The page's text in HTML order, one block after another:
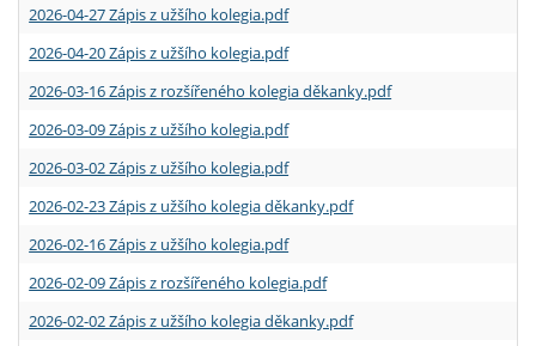
2026-04-27 Zápis z užšího kolegia.pdf
2026-04-20 Zápis z užšího kolegia.pdf
2026-03-16 Zápis z rozšířeného kolegia děkanky.pdf
2026-03-09 Zápis z užšího kolegia.pdf
2026-03-02 Zápis z užšího kolegia.pdf
2026-02-23 Zápis z užšího kolegia děkanky.pdf
2026-02-16 Zápis z užšího kolegia.pdf
2026-02-09 Zápis z rozšířeného kolegia.pdf
2026-02-02 Zápis z užšího kolegia děkanky.pdf